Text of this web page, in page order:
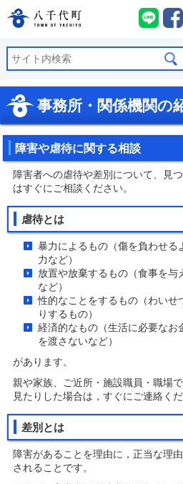
八千代町公式ホーム
八
事務所・関係機関の
障害や虐待に関する相談
障害者への虐待や差別について、見
はすぐにご相談ください。
虐待とは
暴力によるもの（傷を負わせる
力など）
放置や放棄するもの（食事を与
など）
性的なことをするもの（わいせ
りするもの）
経済的なもの（生活に必要なお
を渡さないなど）
があります。
親や家族、ご近所・施設職員・職場
見たりした場合は，すぐにご連絡くだ
差別とは
障害があることを理由に，正当な理
されることです。